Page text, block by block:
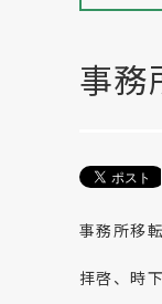
事務
事務所移
拝啓、時